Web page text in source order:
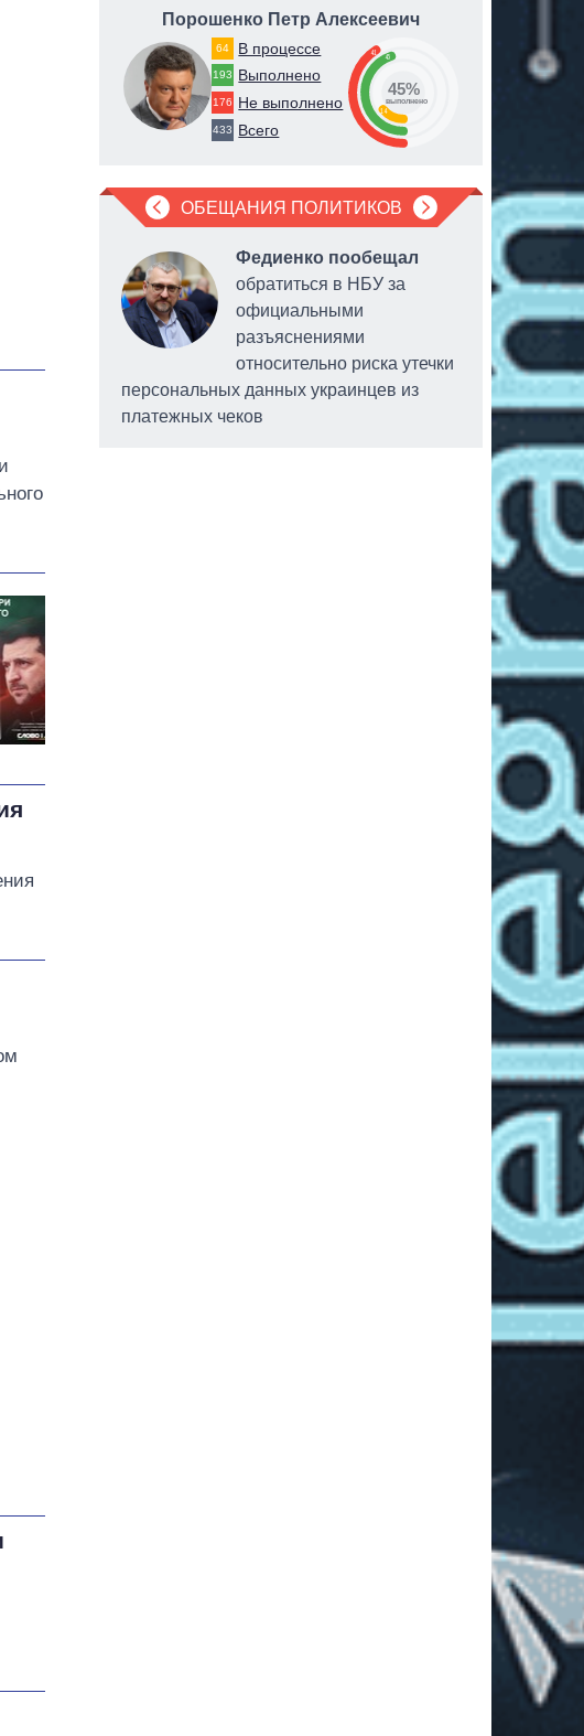
Порошенко Петр Алексеевич
64 В процессе
193 Выполнено
176 Не выполнено
433 Всего
41 45
14
45%
выполнено
ОБЕЩАНИЯ ПОЛИТИКОВ
Федиенко пообещал
обратиться в НБУ за
официальными
разъяснениями
относительно риска утечки
персональных данных украинцев из
платежных чеков
головы